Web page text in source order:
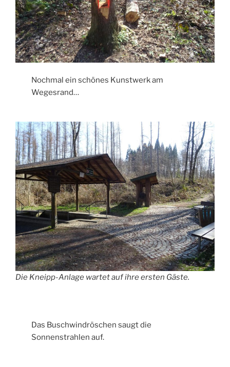
Nochmal ein schönes Kunstwerk am
Wegesrand…
Die Kneipp-Anlage wartet auf ihre ersten Gäste.
Das Buschwindröschen saugt die
Sonnenstrahlen auf.